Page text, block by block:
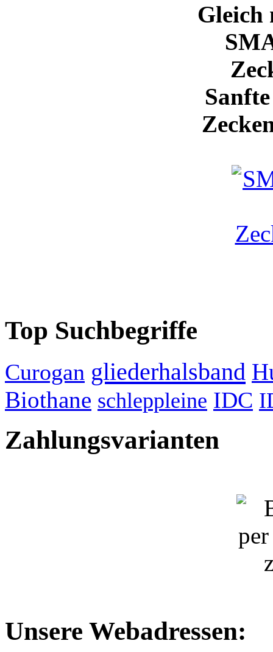
Gleich
Top Suchbegriffe
Curogan gliederhalsband
Biothane schleppleine IDC
Zahlungsvarianten
Unsere Webadressen: